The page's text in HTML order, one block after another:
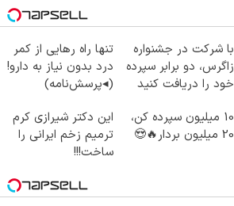
با شرکت در جشنواره
زاگرس، دو برابر سپرده
خود را دریافت کنید
تنها راه رهایی از کمر
درد بدون نیاز به دارو!
(◂پرسش‌نامه)
10 میلیون سپرده کن،
20 میلیون بردار🔥😍
این دکتر شیرازی کرم
ترمیم زخم ایرانی را
ساخت!!!